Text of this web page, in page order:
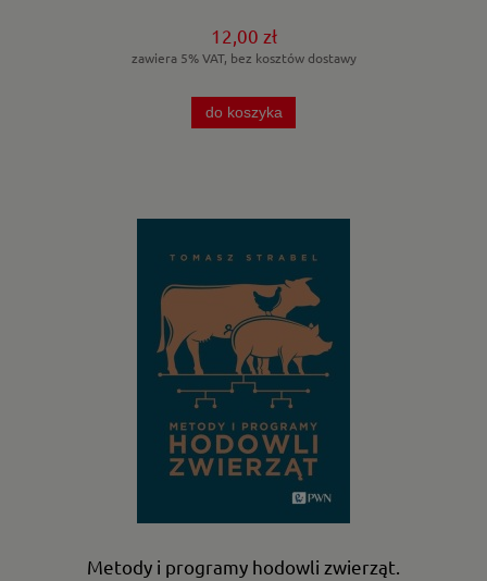
12,00 zł
zawiera 5% VAT, bez kosztów dostawy
do koszyka
Metody i programy hodowli zwierząt.